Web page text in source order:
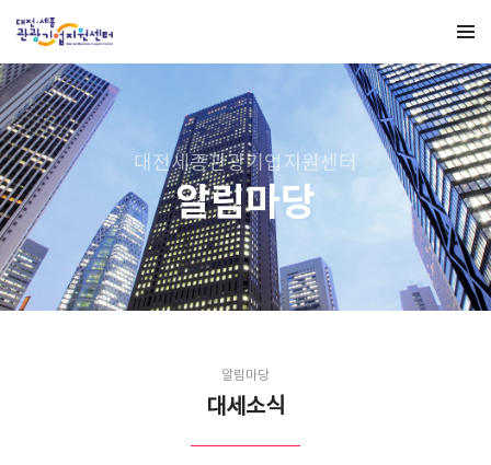
대전세종관광기업지원센터
알림마당
알림마당
대세소식